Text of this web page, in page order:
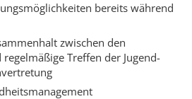
bereits während
zwischen den
Treffen der Jugend-